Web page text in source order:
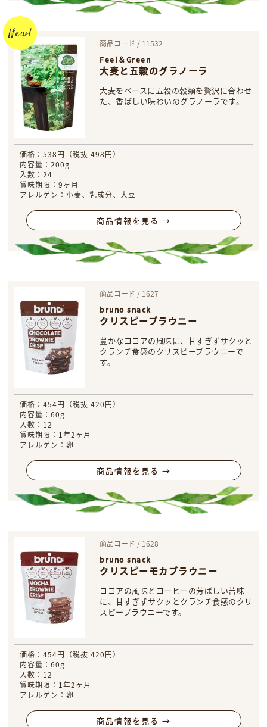
商品コード / 11532
Feel＆Green
大麦と五穀のグラノーラ
大麦をベースに五穀の穀類を贅沢に合わせ
た、香ばしい味わいのグラノーラです。
価格：538円（税抜 498円）
内容量：200g
入数：24
賞味期限：9ヶ月
アレルゲン：小麦、乳成分、大豆
商品情報を見る →
商品コード / 1627
bruno snack
クリスピーブラウニー
豊かなココアの風味に、甘すぎずサクッと
クランチ食感のクリスピーブラウニーで
す。
価格：454円（税抜 420円）
内容量：60g
入数：12
賞味期限：1年2ヶ月
アレルゲン：卵
商品情報を見る →
商品コード / 1628
bruno snack
クリスピーモカブラウニー
ココアの風味とコーヒーの芳ばしい苦味
に、甘すぎずサクッとクランチ食感のクリ
スピーブラウニーです。
価格：454円（税抜 420円）
内容量：60g
入数：12
賞味期限：1年2ヶ月
アレルゲン：卵
商品情報を見る →